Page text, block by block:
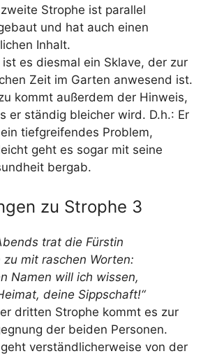
Strophe ist parallel
und hat auch einen
Inhalt.
ist es diesmal ein Sklave, der zur
Zeit im Garten anwesend ist.
kommt außerdem der Hinweis,
er ständig bleicher wird. D.h.: Er
tiefgreifendes Problem,
geht es sogar mit seine
bergab.
zu Strophe 3
trat die Fürstin
zu mit raschen Worten:
Namen will ich wissen,
deine Sippschaft!“
dritten Strophe kommt es zur
der beiden Personen.
verständlicherweise von der